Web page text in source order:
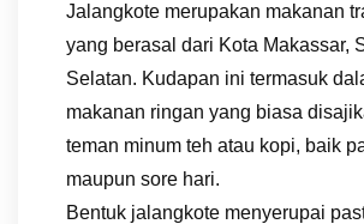
Jalangkote merupakan makanan
yang berasal dari Kota Makassar,
Selatan. Kudapan ini termasuk
makanan ringan yang biasa
teman minum teh atau kopi, baik
maupun sore hari.
Bentuk jalangkote menyerupai